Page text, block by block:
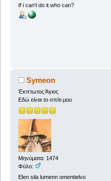
If i can't do it who can?
Symeon
Έκπτωτος Άγιος
Εδώ είναι το σπίτι μου
Μηνύματα: 1474
Φύλο:
Elen sila lumenn omentielvo